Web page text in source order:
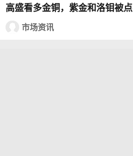
高盛看多金铜，紫金和洛钼被
市场资讯